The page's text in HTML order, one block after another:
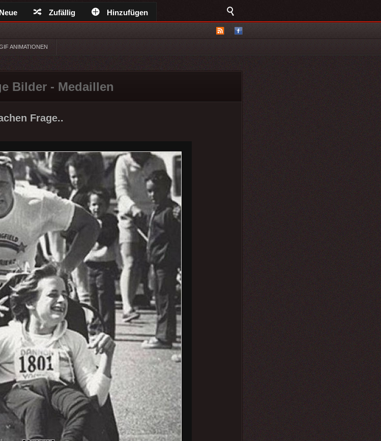
Neue Zufällig Hinzufügen
ANIMATIONEN
Bilder - Medaillen
Frage..